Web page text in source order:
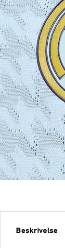
Beskrivelse